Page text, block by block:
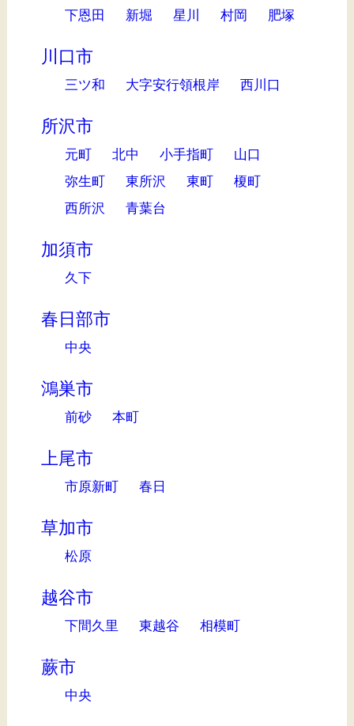
下恩田 新堀 星川 村岡 肥塚
川口市
三ツ和 大字安行領根岸 西川口
所沢市
元町 北中 小手指町
山口
弥生町
東所沢 東町
榎町
西所沢
青葉台
加須市
久下
春日部市
中央
鴻巣市
前砂 本町
上尾市
市原新町 春日
草加市
松原
越谷市
下間久里 東越谷 相模町
蕨市
中央